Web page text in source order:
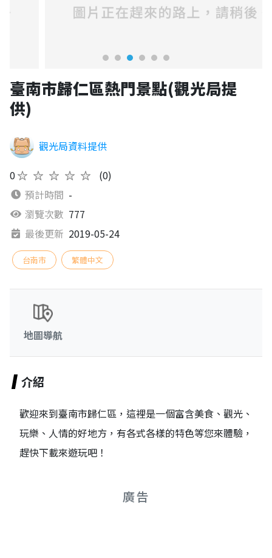
臺南市歸仁區熱門景點(觀光局提
供)
觀光局資料提供
0★★★★★
(0)
預計時間 -
瀏覽次數 777
最後更新 2019-05-24
台南市 繁體中文
地圖導航
介紹
歡迎來到臺南市歸仁區，這裡是一個富含美食、觀光、
玩樂、人情的好地方，有各式各樣的特色等您來體驗，
趕快下載來遊玩吧！
廣告